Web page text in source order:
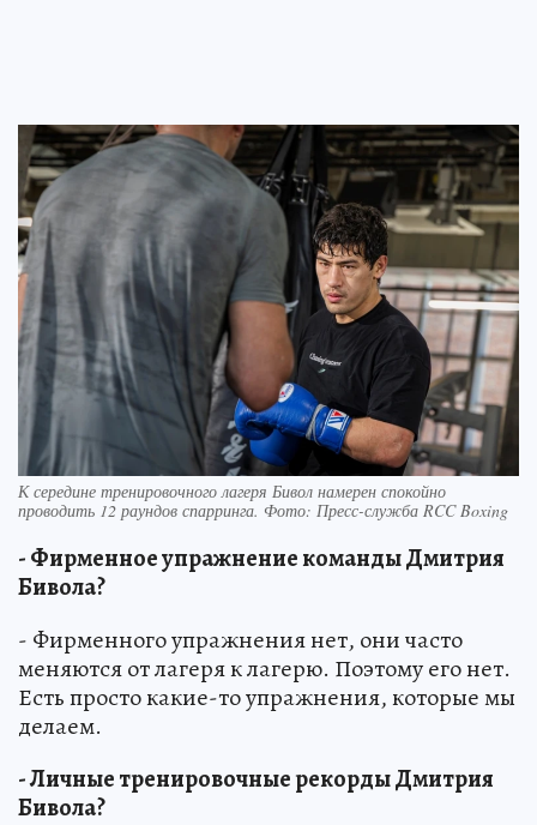
К середине тренировочного лагеря Бивол намерен спокойно
проводить 12 раундов спарринга. Фото: Пресс-служба RCC Boxing
- Фирменное упражнение команды Дмитрия
Бивола?
- Фирменного упражнения нет, они часто
меняются от лагеря к лагерю. Поэтому его нет.
Есть просто какие-то упражнения, которые мы
делаем.
- Личные тренировочные рекорды Дмитрия
Бивола?